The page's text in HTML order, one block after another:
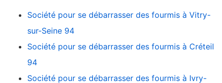
Société pour se débarrasser des fourmis à Vitry-
sur-Seine 94
Société pour se débarrasser des fourmis à Créteil
94
Société pour se débarrasser des fourmis à Ivry-